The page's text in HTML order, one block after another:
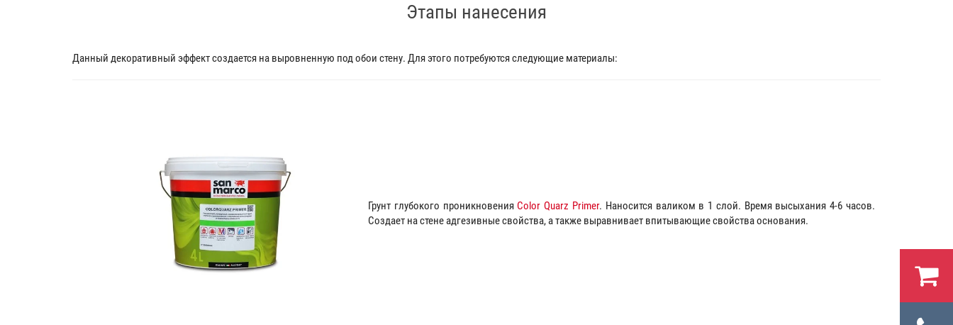
Этапы нанесения
Данный декоративный эффект создается на выровненную под обои стену. Для этого потребуются следующие материалы:
Грунт глубокого проникновенияColor Quarz Primer. Наносится валиком в 1 слой. Время высыхания 4-6 часов.
Создает на стене адгезивные свойства, а также выравнивает впитывающие свойства основания.